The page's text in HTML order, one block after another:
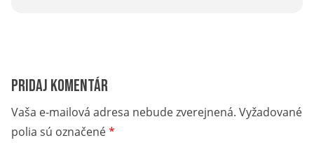
Pridaj komentár
Vaša e-mailová adresa nebude zverejnená. Vyžadované
polia sú označené*